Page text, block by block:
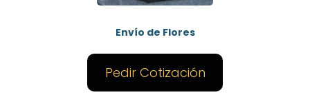
Envío de Flores
Pedir Cotización